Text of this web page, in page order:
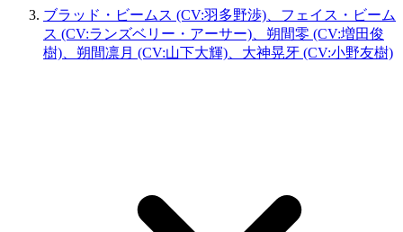
ブラッド・ビームス (CV:羽多野渉)、フェイス・ビーム
ス (CV:ランズベリー・アーサー)、朔間零 (CV:増田俊
樹)、朔間凛月 (CV:山下大輝)、大神晃牙 (CV:小野友樹)